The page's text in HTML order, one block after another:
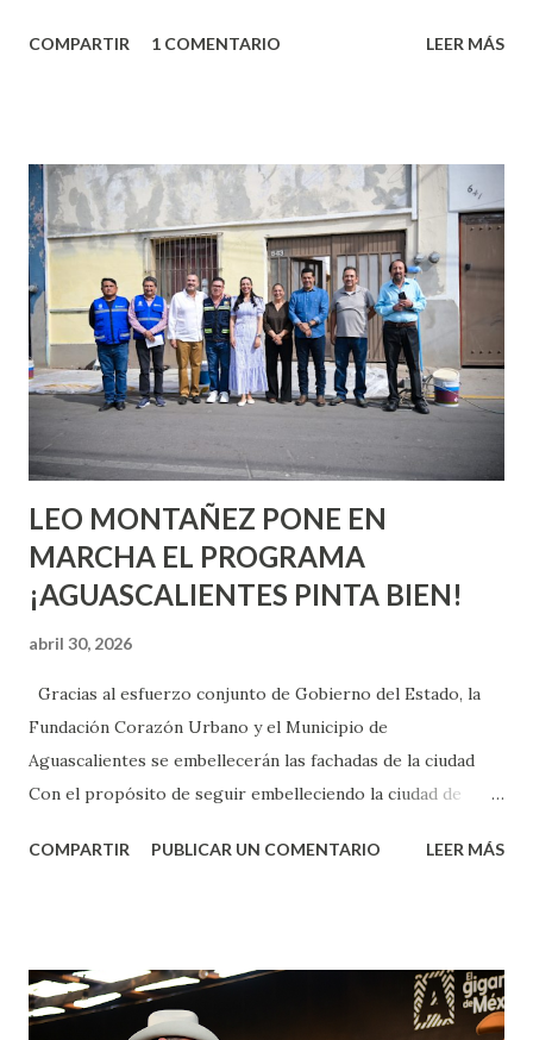
partes de ti que jamás hubieras imaginado. El problema es
conoces ni la mitad de lo que deberías saber. Pero incluso
quienes ya han tenido relaciones sexuales no son expertos
o expertas en el tema. Siempre hay algo nuevo que
aprender y nuevas experiencias que conocer. Si eres una
chica y aún no has tenido relaciones sexuales, tal vez
pienses que el sexo será increíble y no puedas esperar para
experimentarlo, pero como cualquier persona con
experiencia te dirá, siempre es mejor cuando ambas partes
son suficientemen...
COMPARTIR 1 COMENTARIO LEER MÁS
LEO MONTAÑEZ PONE EN
MARCHA EL PROGRAMA
¡AGUASCALIENTES PINTA BIEN!
abril 30, 2026
Gracias al esfuerzo conjunto de Gobierno del Estado, la
Fundación Corazón Urbano y el Municipio de
Aguascalientes se embellecerán las fachadas de la ciudad
Con el propósito de seguir embelleciendo la ciudad de
municipal, Leo Montañez dio inicio al programa
Corazón Urbano y el Municipio capital. Leo Montañez
informó que en este programa se usarán cerca de 90 mil
COMPARTIR PUBLICAR UN COMENTARIO LEER MÁS